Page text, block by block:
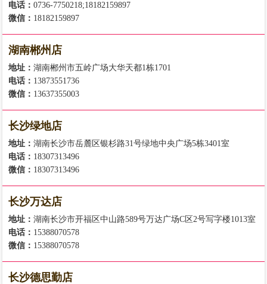
电话：0736-7750218;18182159897
微信： 18182159897
湖南郴州店
地址：湖南郴州市五岭广场大华天都1栋1701
电话： 13873551736
微信： 13637355003
长沙绿地店
地址：湖南长沙市岳麓区银杉路31号绿地中央广场5栋3401室
电话： 18307313496
微信： 18307313496
长沙万达店
地址：湖南长沙市开福区中山路589号万达广场C区2号写字楼1013室
电话： 15388070578
微信： 15388070578
长沙德思勤店